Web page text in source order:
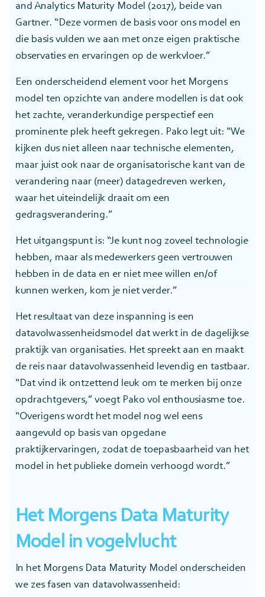
and Analytics Maturity Model (2017), beide van
Gartner. “Deze vormen de basis voor ons model en
die basis vulden we aan met onze eigen praktische
observaties en ervaringen op de werkvloer.”
Een onderscheidend element voor het Morgens
model ten opzichte van andere modellen is dat ook
het zachte, veranderkundige perspectief een
prominente plek heeft gekregen. Pako legt uit: “We
kijken dus niet alleen naar technische elementen,
maar juist ook naar de organisatorische kant van de
verandering naar (meer) datagedreven werken,
waar het uiteindelijk draait om een
gedragsverandering.”
Het uitgangspunt is: “Je kunt nog zoveel technologie
hebben, maar als medewerkers geen vertrouwen
hebben in de data en er niet mee willen en/of
kunnen werken, kom je niet verder.”
Het resultaat van deze inspanning is een
datavolwassenheidsmodel dat werkt in de dagelijkse
praktijk van organisaties. Het spreekt aan en maakt
de reis naar datavolwassenheid levendig en tastbaar.
“Dat vind ik ontzettend leuk om te merken bij onze
opdrachtgevers,” voegt Pako vol enthousiasme toe.
“Overigens wordt het model nog wel eens
aangevuld op basis van opgedane
praktijkervaringen, zodat de toepasbaarheid van het
model in het publieke domein verhoogd wordt.”
Het Morgens Data Maturity
Model in vogelvlucht
In het Morgens Data Maturity Model onderscheiden
we zes fasen van datavolwassenheid: